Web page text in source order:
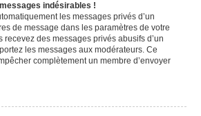
indésirables !
les messages privés d’un
de message dans les paramètres de votre
des messages privés abusifs d’un
les messages aux modérateurs. Ce
complètement un membre d’envoyer